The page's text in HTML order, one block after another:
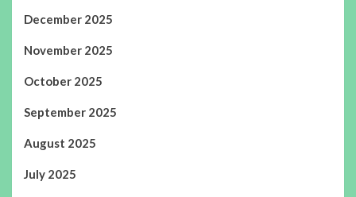
December 2025
November 2025
October 2025
September 2025
August 2025
July 2025